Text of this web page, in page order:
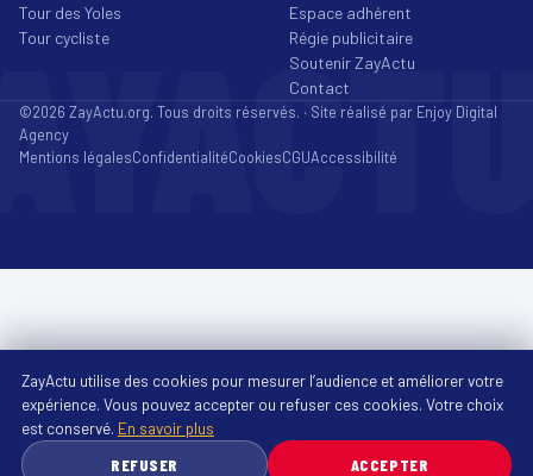
Tour des Yoles
Tour cycliste
Espace adhérent
Régie publicitaire
Soutenir ZayActu
Contact
©2026 ZayActu.org. Tous droits réservés. · Site réalisé par Enjoy Digital
Agency
Mentions légalesConfidentialitéCookiesCGUAccessibilité
ZayActu utilise des cookies pour mesurer l’audience et améliorer votre
expérience. Vous pouvez accepter ou refuser ces cookies. Votre choix
est conservé. En savoir plus
REFUSER
ACCEPTER